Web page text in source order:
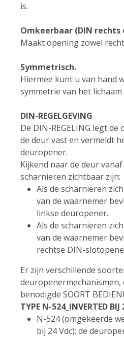
is.
Omkeerbaar (DIN rechts
Maakt opening zowel
Symmetrisch.
Hiermee kunt u van hand
symmetrie van het
DIN-REGELGEVING
De DIN-REGELING legt
de deur vast en vermeldt
deuropener.
Kijkend naar de deur
scharnieren zichtbaar zijn:
Als de scharnieren
van de waarnemer
linkse deuropener.
Als de scharnieren
van de waarnemer
rechtse DIN-
Er zijn verschillende
benodigde SOORT
TYPE N-524_INVERTED BIJ
N-524 (omgekeerde
bij 24 Vdc): de